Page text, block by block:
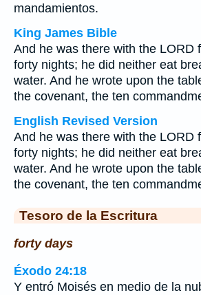
mandamientos.
King James Bible
And he was there with the LORD
forty nights; he did neither eat
water. And he wrote upon the
the covenant, the ten
English Revised Version
And he was there with the LORD
forty nights; he did neither eat
water. And he wrote upon the
the covenant, the ten
Tesoro de la Escritura
forty days
Éxodo 24:18
Y entró Moisés en medio de la